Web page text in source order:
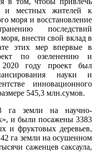
и местных жителей к
моря и восстановление
последствий
внести свой вклад в
этих мер впервые в
по озеленению и
2020 году проект был
науки и
инновационного
545,3 млн.сумов.
га земли на научно-
и были посажены 3383
и фруктовых деревьев,
га земли на осушенном
саженцев саксаула,